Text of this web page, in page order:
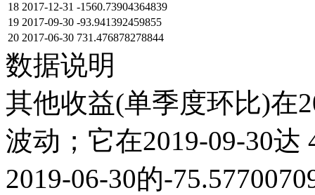
18 2017-12-31 -1560.73904364839
19 2017-09-30 -93.941392459855
20 2017-06-30 731.476878278844
数据说明
其他收益(单季度环比)在
波动；它在2019-09-30达
2019-06-30的-